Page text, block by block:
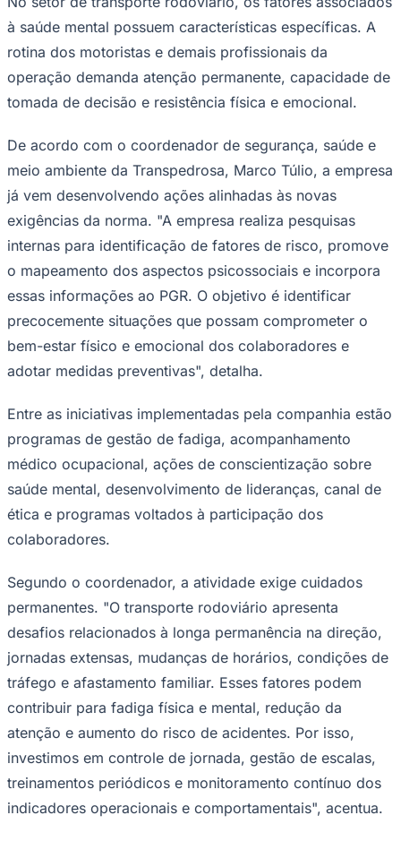
São Paulo
à saúde mental possuem características específicas. A
rotina dos motoristas e demais profissionais da
operação demanda atenção permanente, capacidade de
tomada de decisão e resistência física e emocional.
De acordo com o coordenador de segurança, saúde e
meio ambiente da Transpedrosa, Marco Túlio, a empresa
já vem desenvolvendo ações alinhadas às novas
exigências da norma. "A empresa realiza pesquisas
internas para identificação de fatores de risco, promove
o mapeamento dos aspectos psicossociais e incorpora
essas informações ao PGR. O objetivo é identificar
precocemente situações que possam comprometer o
bem-estar físico e emocional dos colaboradores e
adotar medidas preventivas", detalha.
Entre as iniciativas implementadas pela companhia estão
programas de gestão de fadiga, acompanhamento
médico ocupacional, ações de conscientização sobre
saúde mental, desenvolvimento de lideranças, canal de
ética e programas voltados à participação dos
colaboradores.
Segundo o coordenador, a atividade exige cuidados
permanentes. "O transporte rodoviário apresenta
desafios relacionados à longa permanência na direção,
jornadas extensas, mudanças de horários, condições de
tráfego e afastamento familiar. Esses fatores podem
contribuir para fadiga física e mental, redução da
atenção e aumento do risco de acidentes. Por isso,
investimos em controle de jornada, gestão de escalas,
treinamentos periódicos e monitoramento contínuo dos
indicadores operacionais e comportamentais", acentua.